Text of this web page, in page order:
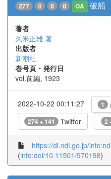
277 0 0 0 OA 破船
著者
久米正雄 著
出版者
新潮社
巻号頁・発行日
vol.前編, 1923
2022-10-22 00:11:27 1
274 + 141 Twitter 2
https://dl.ndl.go.jp/
(info:doi/10.11501/970198)